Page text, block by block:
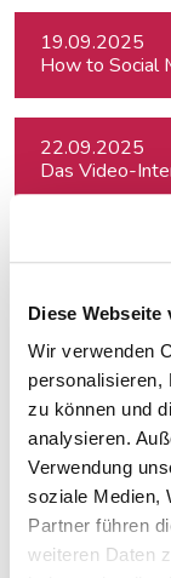
Diese Webseite
Wir verwenden
personalisieren,
zu können und
analysieren.
Verwendung
soziale Medien,
Partner führen
weiteren Daten
19.09.2025
How to Social
22.09.2025
Das Video-
24.09.2025
Czech
24.09.2025
Kreativ mit
29.09.2025